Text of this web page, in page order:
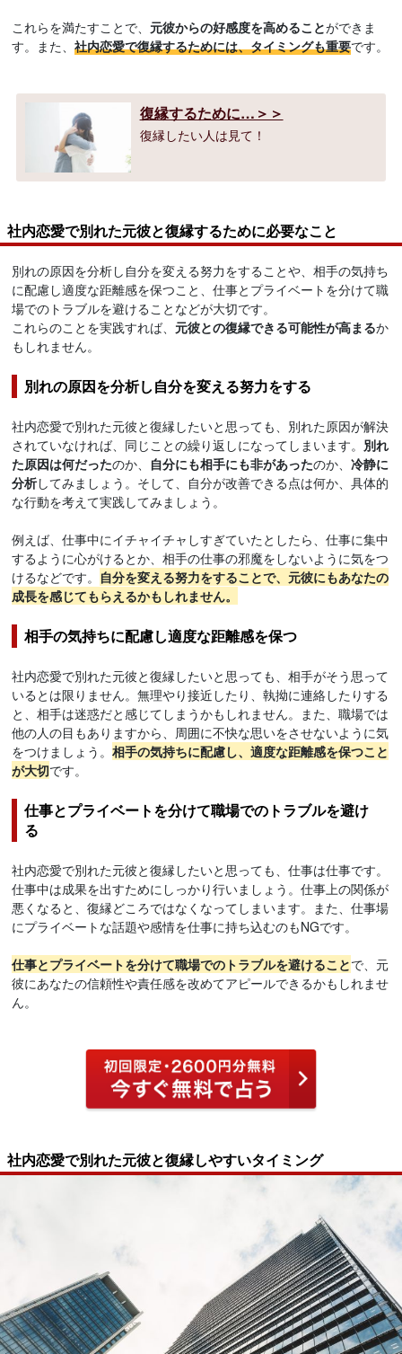
これらを満たすことで、 元彼からの好感度を高めることができま
す。また、社内恋愛で復縁するためには、タイミングも重要です。
復縁するために…＞＞
復縁したい人は見て！
社内恋愛で別れた元彼と復縁するために必要なこと
別れの原因を分析し自分を変える努力をすることや、相手の気持ち
に配慮し適度な距離感を保つこと、仕事とプライベートを分けて職
場でのトラブルを避けることなどが大切です。
これらのことを実践すれば、 元彼との復縁できる可能性が高まるか
もしれません。
別れの原因を分析し自分を変える努力をする
社内恋愛で別れた元彼と復縁したいと思っても、別れた原因が解決
されていなければ、同じことの繰り返しになってしまいます。 別れ
た原因は何だったのか、 自分にも相手にも非があったのか、冷静に
分析してみましょう。そして、自分が改善できる点は何か、具体的
な行動を考えて実践してみましょう。
例えば、仕事中にイチャイチャしすぎていたとしたら、仕事に集中
するように心がけるとか、相手の仕事の邪魔をしないように気をつ
けるなどです。 自分を変える努力をすることで、元彼にもあなたの
成長を感じてもらえるかもしれません。
相手の気持ちに配慮し適度な距離感を保つ
社内恋愛で別れた元彼と復縁したいと思っても、相手がそう思って
いるとは限りません。無理やり接近したり、執拗に連絡したりする
と、相手は迷惑だと感じてしまうかもしれません。また、職場では
他の人の目もありますから、周囲に不快な思いをさせないように気
をつけましょう。相手の気持ちに配慮し、適度な距離感を保つこと
が大切です。
仕事とプライベートを分けて職場でのトラブルを避け
る
社内恋愛で別れた元彼と復縁したいと思っても、仕事は仕事です。
仕事中は成果を出すためにしっかり行いましょう。仕事上の関係が
悪くなると、復縁どころではなくなってしまいます。また、仕事場
にプライベートな話題や感情を仕事に持ち込むのもNGです。
仕事とプライベートを分けて職場でのトラブルを避けることで、元
彼にあなたの信頼性や責任感を改めてアピールできるかもしれませ
ん。
社内恋愛で別れた元彼と復縁しやすいタイミング